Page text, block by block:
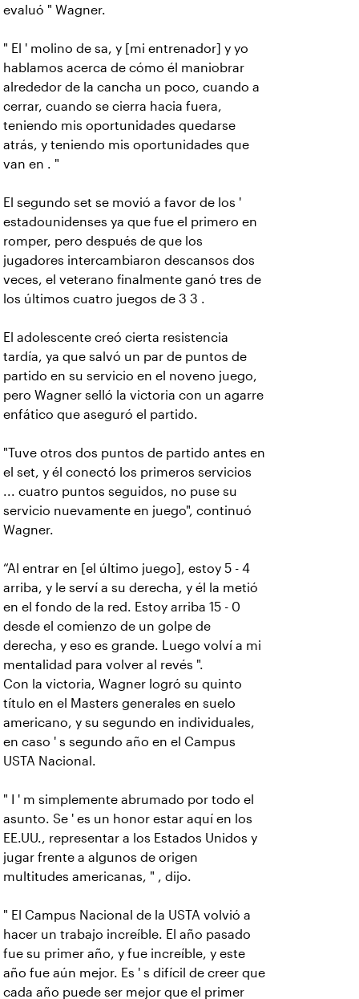
evaluó " Wagner.
" El ' molino de sa, y [mi entrenador] y yo
hablamos acerca de cómo él maniobrar
alrededor de la cancha un poco, cuando a
cerrar, cuando se cierra hacia fuera,
teniendo mis oportunidades quedarse
atrás, y teniendo mis oportunidades que
van en . "
El segundo set se movió a favor de los '
estadounidenses ya que fue el primero en
romper, pero después de que los
jugadores intercambiaron descansos dos
veces, el veterano finalmente ganó tres de
los últimos cuatro juegos de 3 3 .
El adolescente creó cierta resistencia
tardía, ya que salvó un par de puntos de
partido en su servicio en el noveno juego,
pero Wagner selló la victoria con un agarre
enfático que aseguró el partido.
"Tuve otros dos puntos de partido antes en
el set, y él conectó los primeros servicios
... cuatro puntos seguidos, no puse su
servicio nuevamente en juego", continuó
Wagner.
“Al entrar en [el último juego], estoy 5 - 4
arriba, y le serví a su derecha, y él la metió
en el fondo de la red. Estoy arriba 15 - 0
desde el comienzo de un golpe de
derecha, y eso es grande. Luego volví a mi
mentalidad para volver al revés ".
Con la victoria, Wagner logró su quinto
título en el Masters generales en suelo
americano, y su segundo en individuales,
en caso ' s segundo año en el Campus
USTA Nacional.
" I ' m simplemente abrumado por todo el
asunto. Se ' es un honor estar aquí en los
EE.UU., representar a los Estados Unidos y
jugar frente a algunos de origen
multitudes americanas, " , dijo.
" El Campus Nacional de la USTA volvió a
hacer un trabajo increíble. El año pasado
fue su primer año, y fue increíble, y este
año fue aún mejor. Es ' s difícil de creer que
cada año puede ser mejor que el primer